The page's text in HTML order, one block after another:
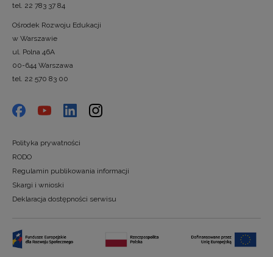
tel. 22 783 37 84
Ośrodek Rozwoju Edukacji
w Warszawie
ul. Polna 46A
00-644 Warszawa
tel. 22 570 83 00
Polityka prywatności
RODO
Regulamin publikowania informacji
Skargi i wnioski
Deklaracja dostępności serwisu